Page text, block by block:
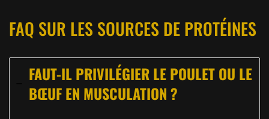
FAQ SUR LES SOURCES DE PROTÉINES
FAUT-IL PRIVILÉGIER LE POULET OU LE
BŒUF EN MUSCULATION ?